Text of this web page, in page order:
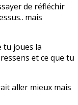
de réfléchir
mais
tu joues la
et ce que tu
aller mieux mais